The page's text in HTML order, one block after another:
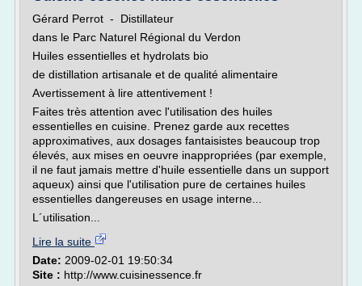
Gérard Perrot - Distillateur
dans le Parc Naturel Régional du Verdon
Huiles essentielles et hydrolats bio
de distillation artisanale et de qualité alimentaire
Avertissement à lire attentivement !
Faites très attention avec l'utilisation des huiles
essentielles en cuisine. Prenez garde aux recettes
approximatives, aux dosages fantaisistes beaucoup trop
élevés, aux mises en oeuvre inappropriées (par exemple,
il ne faut jamais mettre d'huile essentielle dans un support
aqueux) ainsi que l'utilisation pure de certaines huiles
essentielles dangereuses en usage interne...
L´utilisation...
Lire la suite
Date: 2009-02-01 19:50:34
Site : http://www.cuisinessence.fr